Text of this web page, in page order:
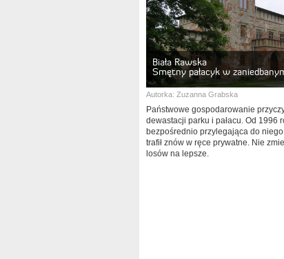
Biała Rawska
Smętny pałacyk w
Autorka: Zuzanna Grabska
Państwowe gospodarowanie
dewastacji parku i pałacu. Od 1996
bezpośrednio przylegająca do
trafił znów w ręce prywatne. Nie
losów na lepsze.